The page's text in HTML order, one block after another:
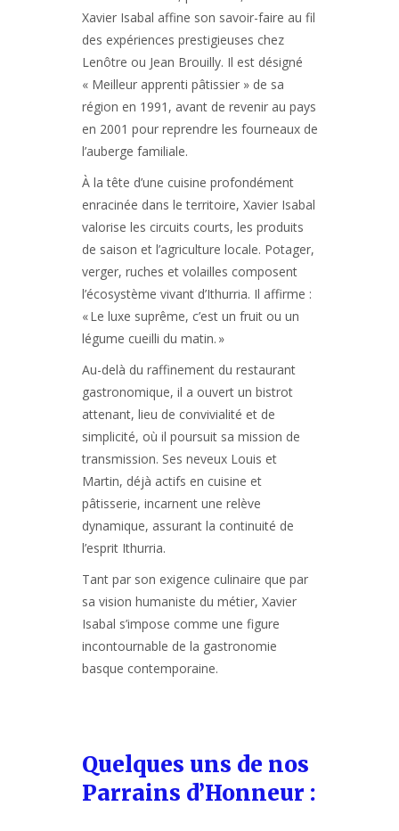
Xavier Isabal affine son savoir-faire au fil
des expériences prestigieuses chez
Lenôtre ou Jean Brouilly. Il est désigné
« Meilleur apprenti pâtissier » de sa
région en 1991, avant de revenir au pays
en 2001 pour reprendre les fourneaux de
l’auberge familiale.
À la tête d’une cuisine profondément
enracinée dans le territoire, Xavier Isabal
valorise les circuits courts, les produits
de saison et l’agriculture locale. Potager,
verger, ruches et volailles composent
l’écosystème vivant d’Ithurria. Il affirme :
« Le luxe suprême, c’est un fruit ou un
légume cueilli du matin. »
Au-delà du raffinement du restaurant
gastronomique, il a ouvert un bistrot
attenant, lieu de convivialité et de
simplicité, où il poursuit sa mission de
transmission. Ses neveux Louis et
Martin, déjà actifs en cuisine et
pâtisserie, incarnent une relève
dynamique, assurant la continuité de
l’esprit Ithurria.
Tant par son exigence culinaire que par
sa vision humaniste du métier, Xavier
Isabal s’impose comme une figure
incontournable de la gastronomie
basque contemporaine.
Quelques uns de nos
Parrains d’Honneur :